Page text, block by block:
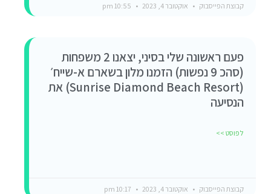
קבוצת הפייסבוק אוקטובר 4, 2023
פעם ראשונה שלי בסיני, יצאנו 2 משפחות
(סהכ 9 נפשות) הזמנו מלון בשארם א-שייח׳
(Sunrise Diamond Beach Resort) את
הנסיעה
לפוסט >>
קבוצת הפייסבוק אוקטובר 4, 2023